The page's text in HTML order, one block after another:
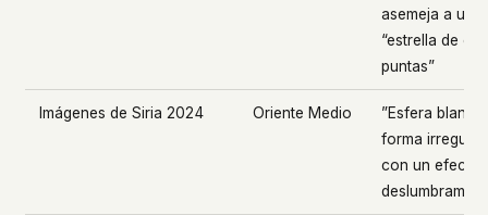
asemeja a una
“estrella de
puntas”
Imágenes de Siria 2024 Oriente Medio
”Esfera blanca
forma irregular
con un efecto